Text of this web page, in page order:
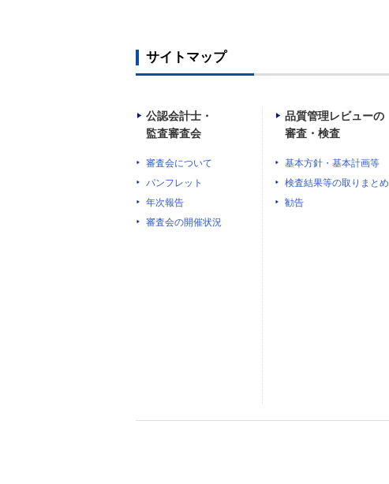
サイトマップ
公認会計士・
監査審査会
審査会について
パンフレット
年次報告
審査会の開催状況
品質管理レビューの
審査・検査
基本方針・基本計画等
検査結果等の取りまとめ
勧告